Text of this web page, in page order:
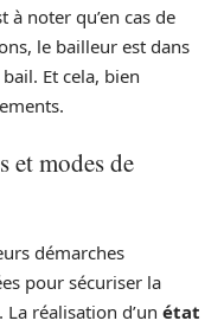
noter qu’en cas de
le bailleur est dans
Et cela, bien
et modes de
démarches
pour sécuriser la
réalisation d’un état